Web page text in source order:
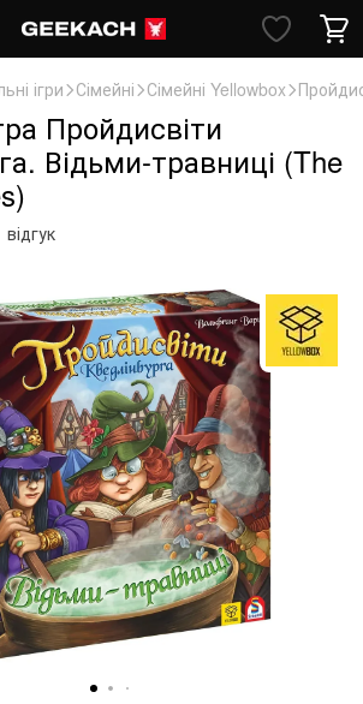
ігри Сімейні Сімейні Yellowbox
Пройдисвіти
Відьми-травниці (The
відгук